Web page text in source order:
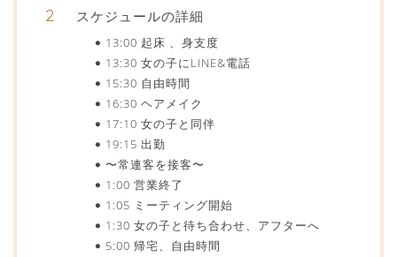
スケジュールの詳細
13:00 起床 、身支度
13:30 女の子にLINE&電話
15:30 自由時間
16:30 ヘアメイク
17:10 女の子と同伴
19:15 出勤
〜常連客を接客〜
1:00 営業終了
1:05 ミーティング開始
1:30 女の子と待ち合わせ、アフターへ
5:00 帰宅、自由時間